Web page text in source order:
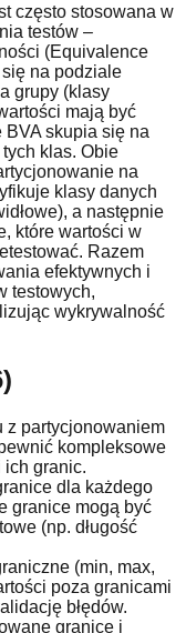
często stosowana w
testów –
(Equivalence
na podziale
grupy (klasy
mają być
BVA skupia się na
klas. Obie
na
klasy danych
a następnie
które wartości w
Razem
efektywnych i
testowych,
wykrywalność
z partycjonowaniem
kompleksowe
ich granic.
dla każdego
granice mogą być
(np. długość
(min, max,
poza granicami
błędów.
granice i